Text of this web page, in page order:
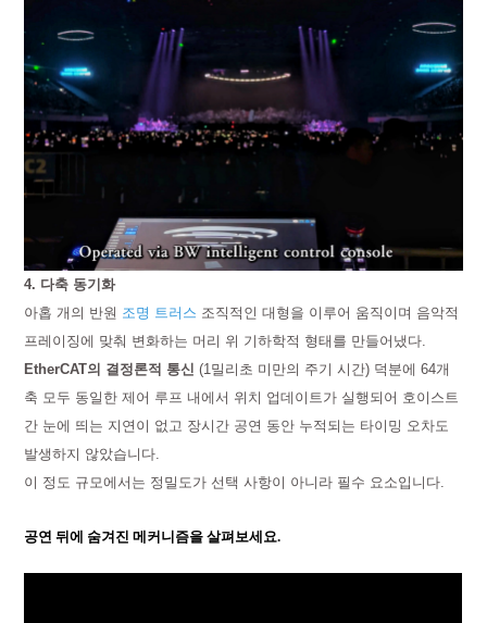
4. 다축 동기화
아홉 개의 반원 조명 트러스 조직적인 대형을 이루어 움직이며 음악적
프레이징에 맞춰 변화하는 머리 위 기하학적 형태를 만들어냈다.
EtherCAT의 결정론적 통신 (1밀리초 미만의 주기 시간) 덕분에 64개
축 모두 동일한 제어 루프 내에서 위치 업데이트가 실행되어 호이스트
간 눈에 띄는 지연이 없고 장시간 공연 동안 누적되는 타이밍 오차도
발생하지 않았습니다.
이 정도 규모에서는 정밀도가 선택 사항이 아니라 필수 요소입니다.
공연 뒤에 숨겨진 메커니즘을 살펴보세요.